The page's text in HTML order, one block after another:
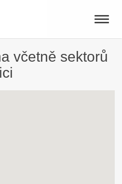
Toggle
včetně sektorů